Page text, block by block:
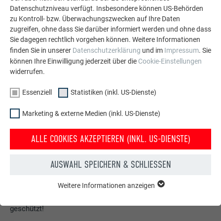
Kostenlos PREFA Prospekte bestellen
Hochwasserschutz – mit PREFA Produkten aus Aluminium
geschützt!
Datenschutzniveau verfügt. Insbesondere können US-Behörden
zu Kontroll- bzw. Überwachungszwecken auf Ihre Daten
zugreifen, ohne dass Sie darüber informiert werden und ohne dass
Sie dagegen rechtlich vorgehen können. Weitere Informationen
finden Sie in unserer Datenschutzerklärung und im Impressum. Sie
können Ihre Einwilligung jederzeit über die Cookie-Einstellungen
widerrufen.
Essenziell Statistiken (inkl. US-Dienste)
Marketing & externe Medien (inkl. US-Dienste)
ALLE COOKIES AKZEPTIEREN (INKL. US-DIENSTE)
AUSWAHL SPEICHERN & SCHLIESSEN
Funktionen der Website benötigt. Dadurch ist gewährleistet,
Weitere Informationen anzeigen